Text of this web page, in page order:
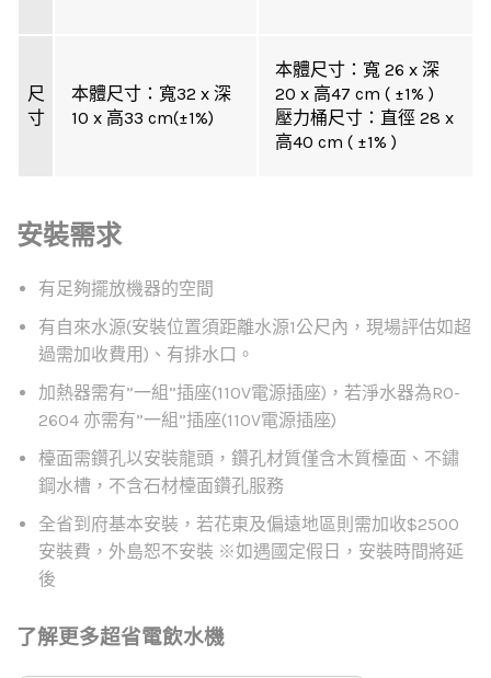
尺
寸
本體尺寸：寬32 x 深
10 x 高33 cm(±1%)
本體尺寸：寬 26 x 深
20 x 高47 cm ( ±1% )
壓力桶尺寸：直徑 28 x
高40 cm ( ±1% )
安裝需求
有足夠擺放機器的空間
有自來水源(安裝位置須距離水源1公尺內，現場評估如超
過需加收費用)、有排水口。
加熱器需有”一組”插座(110V電源插座)，若淨水器為RO-
2604 亦需有”一組”插座(110V電源插座)
檯面需鑽孔以安裝龍頭，鑽孔材質僅含木質檯面、不鏽
鋼水槽，不含石材檯面鑽孔服務
全省到府基本安裝，若花東及偏遠地區則需加收$2500
安裝費，外島恕不安裝 ※如遇國定假日，安裝時間將延
後
了解更多超省電飲水機